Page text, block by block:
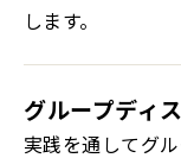
します。
グループディ
実践を通してグ